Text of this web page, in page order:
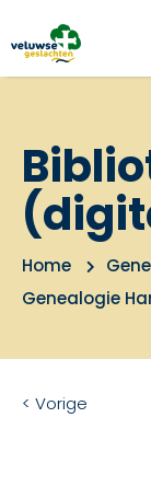
Home
Genealogie
< Vorige